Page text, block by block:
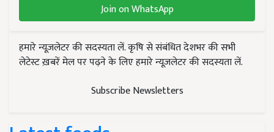
Join on WhatsApp
हमारे न्यूज़लेटर की सदस्यता लें. कृषि से संबंधित देशभर की सभी
लेटेस्ट ख़बरें मेल पर पढ़ने के लिए हमारे न्यूज़लेटर की सदस्यता लें.
Subscribe Newsletters